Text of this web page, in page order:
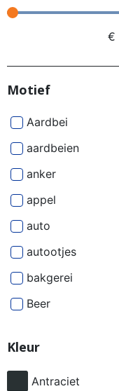
€
Motief
Aardbei
aardbeien
anker
appel
auto
autootjes
bakgerei
Beer
besjes
bier
Kleur
Antraciet